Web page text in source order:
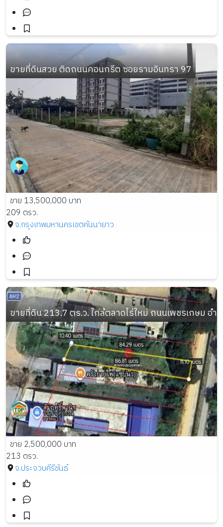
ขายที่ดินสวย ติดถนนคอนกรีต ซอยรามอินทรา 97
ขาย 13,500,000 บาท
209 ตรว.
จ.กรุงเทพมหานครเขตคันนายาว
ขายที่ดิน 213.7 ตร.ว. ใกล้ตลาดไร่ใหม่ ถนนเพชรเกษม อ
ขาย 2,500,000 บาท
213 ตรว.
จ.ประจวบคีรีขันธ์